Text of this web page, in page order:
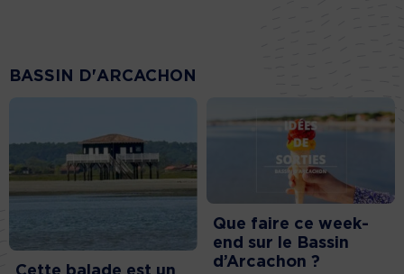
BASSIN D'ARCACHON
Que faire ce week-
end sur le Bassin
d’Arcachon ?